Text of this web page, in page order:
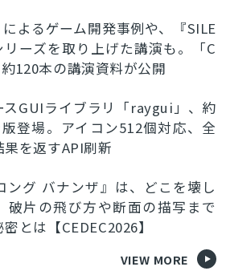
によるゲーム開発事例や、『SILE
ーズを取り上げた講演も。「C
120本の講演資料が公開
スGUIライブラリ「raygui」、約
登場。アイコン512個対応、全
を返すAPI刷新
ング バナンザ』は、どこを壊し
破片の飛び方や断面の描写まで
とは【CEDEC2026】
VIEW MORE